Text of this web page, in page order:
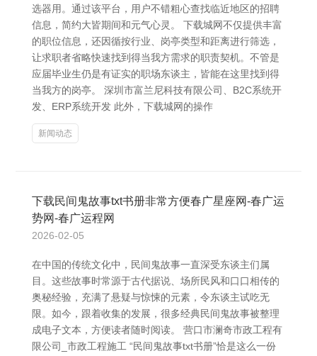
选器用。通过该平台，用户不错粗心查找临近地区的招聘
信息，简约大皆期间和元气心灵。 下载城网不仅提供丰富
的职位信息，还因循按行业、岗亭类型和距离进行筛选，
让求职者省略快速找到得当我方需求的职责契机。不管是
应届毕业生仍是有证实的职场东谈主，皆能在这里找到得
当我方的岗亭。 深圳市富兰尼科技有限公司、B2C系统开
发、ERP系统开发 此外，下载城网的操作
新闻动态
下载民间鬼故事txt书册非常方便春广星座网-春广运
势网-春广运程网
2026-02-05
在中国的传统文化中，民间鬼故事一直深受东谈主们属
目。这些故事时常源于古代据说、场所民风和口口相传的
奥秘经验，充满了悬疑与惊悚的元素，令东谈主试吃无
限。如今，跟着收集的发展，很多经典民间鬼故事被整理
成电子文本，方便读者随时阅读。 营口市澜奇市政工程有
限公司_市政工程施工 “民间鬼故事txt书册”恰是这么一份